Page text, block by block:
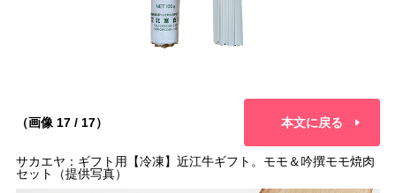
（画像 17 / 17） 本文に戻る
サカエヤ：ギフト用【冷凍】近江牛ギフト。モモ＆吟撰モモ焼肉
セット（提供写真）